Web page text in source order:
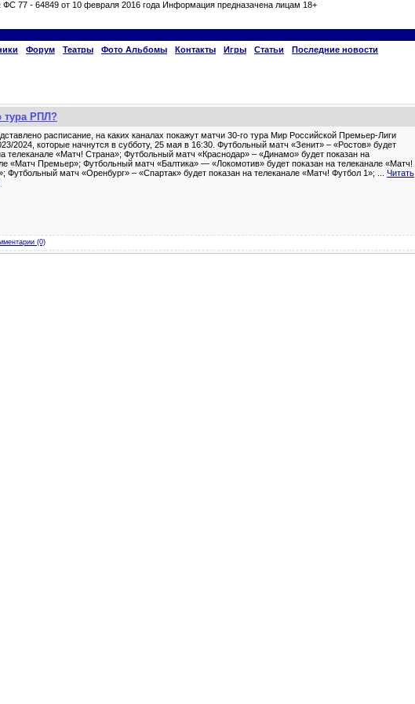
77 - 64849 от 10 февраля 2016 года Информация предназачена лицам 18+
Форум Театры Фото Альбомы Контакты Игры Статьи Последние новости
тура РПЛ?
расписание, на каких каналах покажут матчи 30-го тура Мир Российской Премьер-Лиги
2024, которые начнутся в субботу, 25 мая в 16:30. Футбольный матч «Зенит» – «Ростов» будет
телеканале «Матч! Страна»; Футбольный матч «Краснодар» – «Динамо» будет показан на
«Матч Премьер»; Футбольный матч «Балтика» — «Локомотив» будет показан на телеканале «Матч!
Футбольный матч «Оренбург» – «Спартак» будет показан на телеканале «Матч! Футбол 1»;
Читать
(0)